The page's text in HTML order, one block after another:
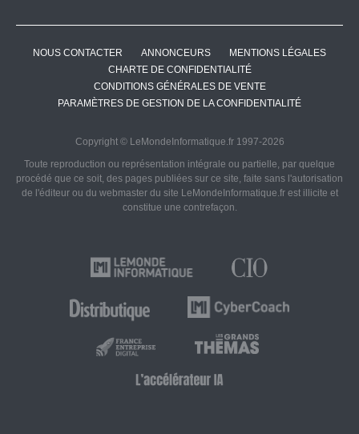
NOUS CONTACTER ANNONCEURS
MENTIONS LÉGALES
CHARTE DE CONFIDENTIALITÉ
CONDITIONS GÉNÉRALES DE VENTE
PARAMÈTRES DE GESTION DE LA CONFIDENTIALITÉ
Copyright © LeMondeInformatique.fr 1997-2026
Toute reproduction ou représentation intégrale ou partielle, par quelque
procédé que ce soit, des pages publiées sur ce site, faite sans l'autorisation
de l'éditeur ou du webmaster du site LeMondeInformatique.fr est illicite et
constitue une contrefaçon.